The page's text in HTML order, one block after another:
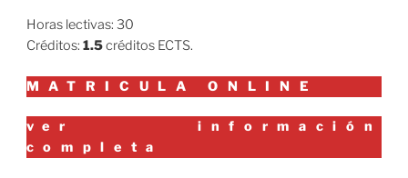
Horas lectivas: 30
Créditos: 1.5créditos ECTS.
MATRICULA ONLINE
ver información
completa